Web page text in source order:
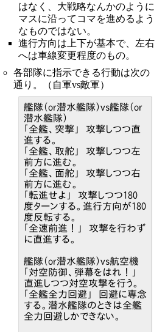
はなく、大戦略なんかのように
マスに沿ってコマを進めるよう
なものではない。
進行方向は上下が基本で、左右
へは車線変更程度のもの。
各部隊に指示できる行動は次の
通り。（自軍vs敵軍）
艦隊（or潜水艦隊）vs艦隊（or
潜水艦隊）
「全艦、突撃」 攻撃しつつ直
進する。
「全艦、取舵」 攻撃しつつ左
前方に進む。
「全艦、面舵」 攻撃しつつ右
前方に進む。
「転進せよ」 攻撃しつつ180
度ターンする。進行方向が180
度反転する。
「全速前進！」 攻撃を行わず
に直進する。
艦隊（or潜水艦隊）vs航空機
「対空防御、弾幕をはれ！」
直進しつつ対空攻撃を行う。
「全艦全力回避」 回避に専念
する。潜水艦隊のときは全艦
全力回避しかできない。